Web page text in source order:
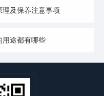
理及保养注意事项
用途都有哪些